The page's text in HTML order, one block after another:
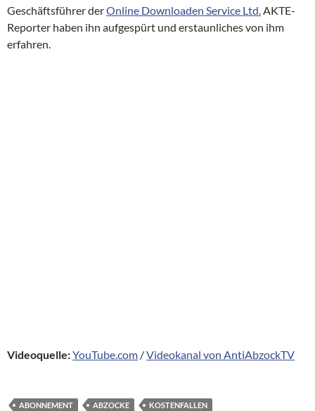
Geschäftsführer derOnline Downloaden Service Ltd.AKTE-
Reporter haben ihn aufgespürt und erstaunliches von ihm
erfahren.
Videoquelle:YouTube.com /Videokanal von AntiAbzockTV
ABONNEMENT ABZOCKE
KOSTENFALLEN